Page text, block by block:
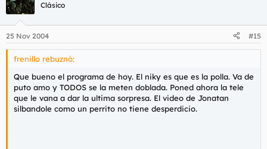
Clásico
25 Nov 2004 #15
frenillo rebuznó:
Que bueno el programa de hoy. El niky es que es la polla. Va de
puto amo y TODOS se la meten doblada. Poned ahora la tele
que le vana a dar la ultima sorpresa. El video de Jonatan
silbandole como un perrito no tiene desperdicio.